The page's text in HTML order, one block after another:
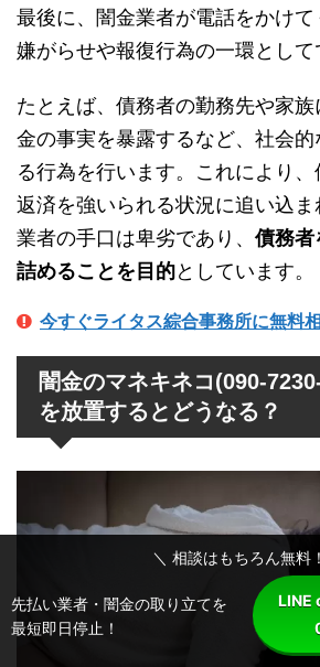
最後に、闇金業者が電話をかけ
嫌がらせや報復行為の一環として
たとえば、債務者の勤務先や家
金の事実を暴露するなど、社会
る行為を行います。これにより、
返済を強いられる状況に追い込
業者の手口は卑劣であり、 債務者
詰めることを目的としています。
今すぐライタス綜合事務所に無料
闇金のマネキネコ(090-
を放置するとどうなる？
＼ 相談はもちろん無料
先払い業者・闇金の取り立てを
最短即日停止！
LINE